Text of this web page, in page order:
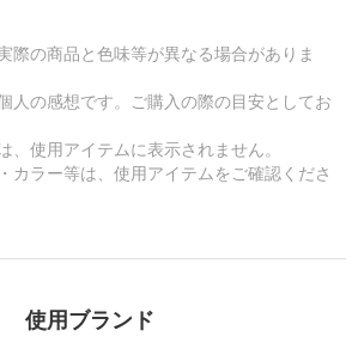
際の商品と色味等が異なる場合がありま
人の感想です。ご購入の際の目安としてお
、使用アイテムに表示されません。
カラー等は、使用アイテムをご確認くださ
使用ブランド